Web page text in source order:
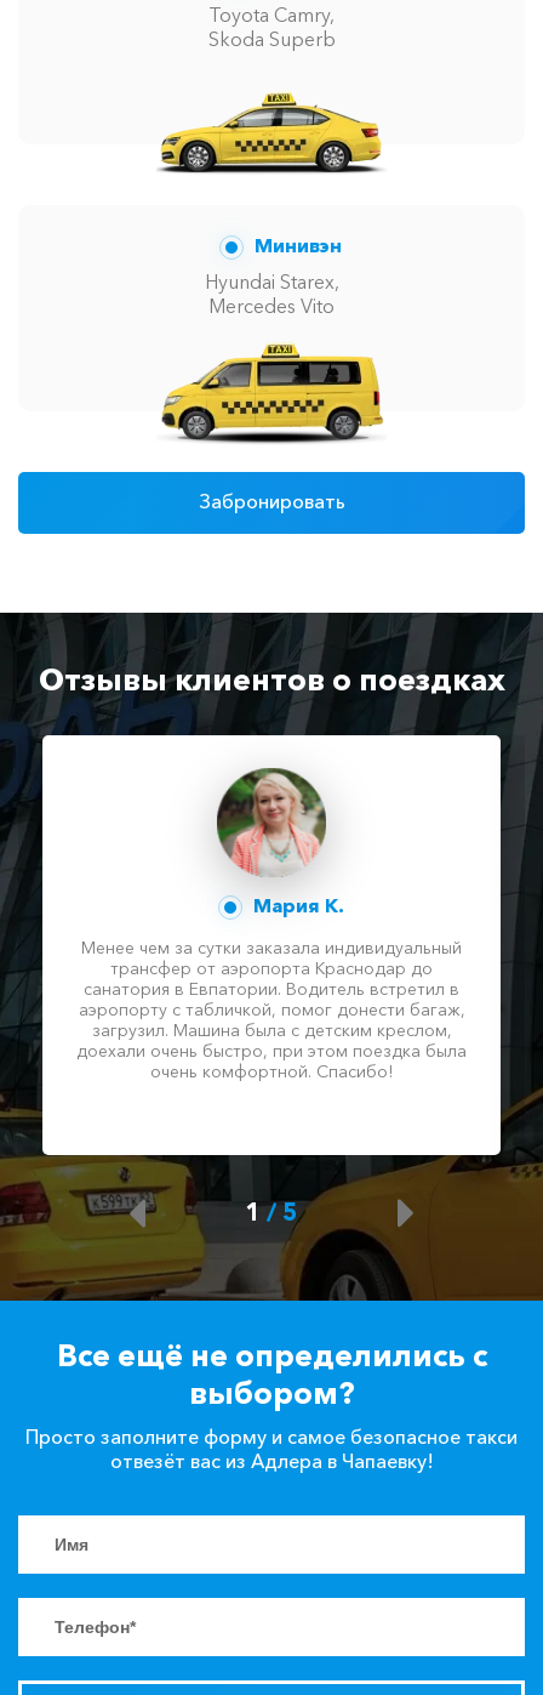
Toyota Camry,
Skoda Superb
Минивэн
Hyundai Starex,
Mercedes Vito
Забронировать
Отзывы клиентов о поездках
Мария К.
Менее чем за сутки заказала индивидуальный
трансфер от аэропорта Краснодар до
санатория в Евпатории. Водитель встретил в
аэропорту с табличкой, помог донести багаж,
загрузил. Машина была с детским креслом,
доехали очень быстро, при этом поездка была
очень комфортной. Спасибо!
1/ 5
Все ещё не определились с
выбором?
Просто заполните форму и самое безопасное такси
отвезёт вас из Адлера в Чапаевку!